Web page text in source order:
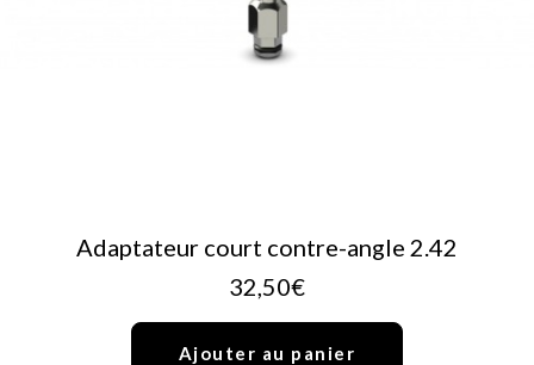
AJOUTER AU PANIER
Adaptateur court contre-angle 2.42
32,50€
Ajouter au panier